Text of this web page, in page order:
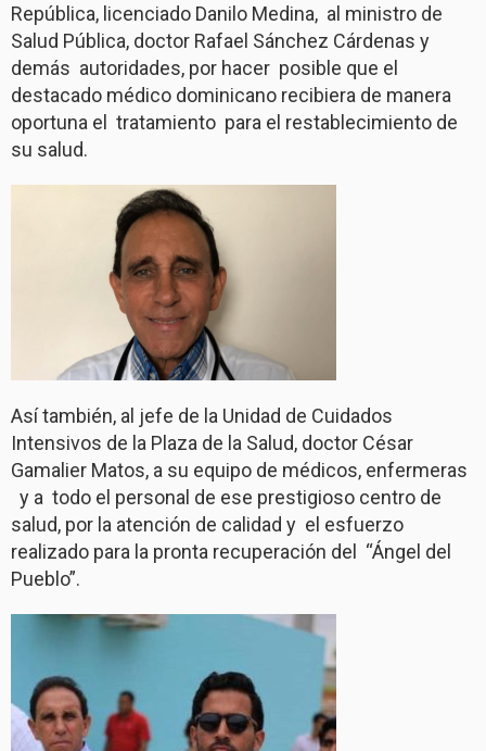
República, licenciado Danilo Medina, al ministro de
Salud Pública, doctor Rafael Sánchez Cárdenas y
demás autoridades, por hacer posible que el
destacado médico dominicano recibiera de manera
oportuna el tratamiento para el restablecimiento de
su salud.
Así también, al jefe de la Unidad de Cuidados
Intensivos de la Plaza de la Salud, doctor César
Gamalier Matos, a su equipo de médicos, enfermeras
y a todo el personal de ese prestigioso centro de
salud, por la atención de calidad y el esfuerzo
realizado para la pronta recuperación del “Ángel del
Pueblo”.